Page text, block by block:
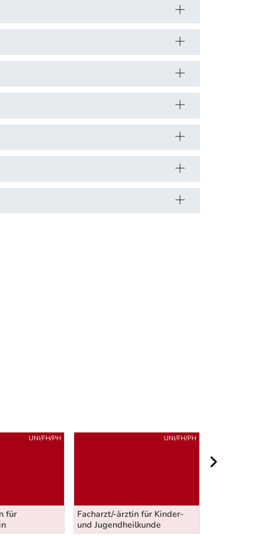
für
UNI/FH/PH
Facharzt/-ärztin für Kinder-
und Jugendheilkunde
UNI/FH/PH